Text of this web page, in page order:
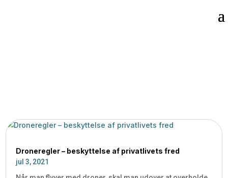
Droneregler – beskyttelse af privatlivets fred
jul 3, 2021